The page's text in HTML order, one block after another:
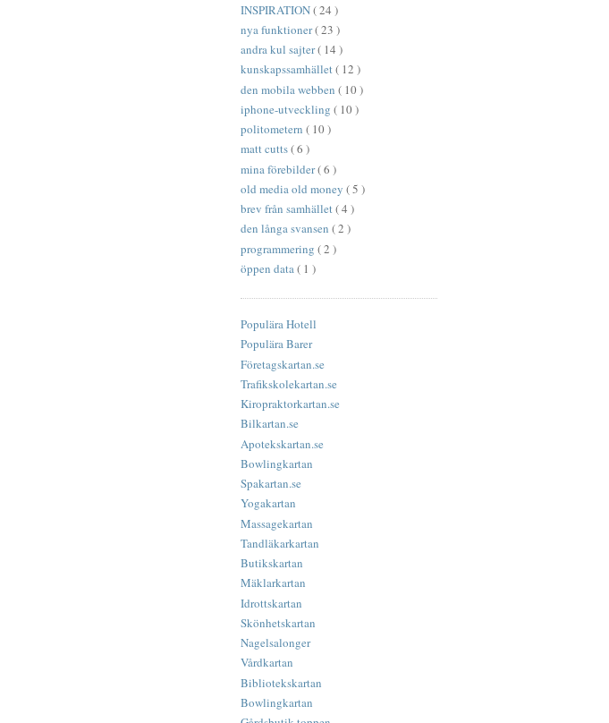
INSPIRATION( 24 )
nya funktioner( 23 )
andra kul sajter( 14 )
kunskapssamhället( 12 )
den mobila webben ( 10 )
iphone-utveckling ( 10 )
politometern ( 10 )
matt cutts( 6 )
mina förebilder( 6 )
old media old money ( 5 )
brev från samhället( 4 )
den långa svansen ( 2 )
programmering ( 2 )
öppen data( 1 )
Populära Hotell
Populära Barer
Företagskartan.se
Trafikskolekartan.se
Kiropraktorkartan.se
Bilkartan.se
Apotekskartan.se
Bowlingkartan
Spakartan.se
Yogakartan
Massagekartan
Tandläkarkartan
Butikskartan
Mäklarkartan
Idrottskartan
Skönhetskartan
Nagelsalonger
Vårdkartan
Bibliotekskartan
Bowlingkartan